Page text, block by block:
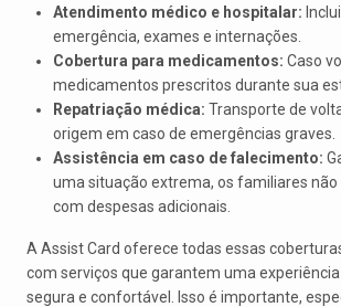
Atendimento médico e hospitalar:
emergência, exames e internações.
Cobertura para medicamentos: Caso
medicamentos prescritos durante sua
Repatriação médica: Transporte de
origem em caso de emergências graves.
Assistência em caso de falecimento:
uma situação extrema, os familiares
com despesas adicionais.
A Assist Card oferece todas essas
com serviços que garantem uma
segura e confortável. Isso é importante,